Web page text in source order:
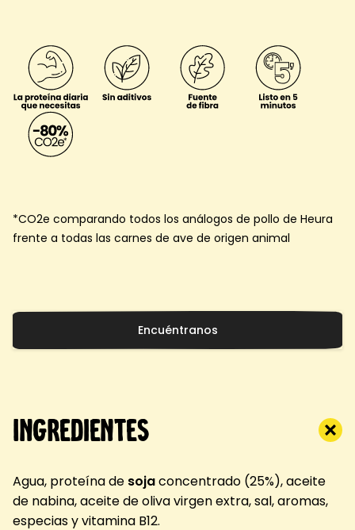
*CO2e comparando todos los análogos de pollo de Heura
frente a todas las carnes de ave de origen animal
Encuéntranos
Ingredientes
Agua, proteína de sojaconcentrado (25%), aceite
de nabina, aceite de oliva virgen extra, sal, aromas,
especias y vitamina B12.